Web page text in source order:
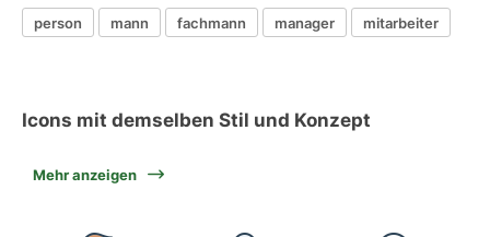
person mann fachmann manager mitarbeiter
Icons mit demselben Stil und Konzept
Mehr anzeigen